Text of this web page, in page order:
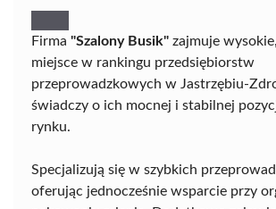
Firma "Szalony Busik" zajmuje
miejsce w rankingu przedsiębiorstw
przeprowadzkowych w Jastrzębiu-
świadczy o ich mocnej i stabilnej
rynku.
Specjalizują się w szybkich
oferując jednocześnie wsparcie przy